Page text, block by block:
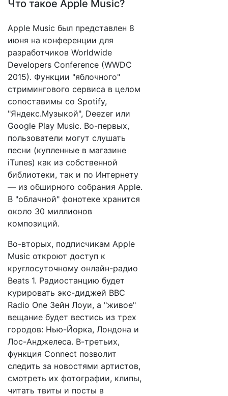
Что такое Apple Music?
Apple Music был представлен 8
июня на конференции для
разработчиков Worldwide
Developers Conference (WWDC
2015). Функции "яблочного"
стримингового сервиса в целом
сопоставимы со Spotify,
"Яндекс.Музыкой", Deezer или
Google Play Music. Во-первых,
пользователи могут слушать
песни (купленные в магазине
iTunes) как из собственной
библиотеки, так и по Интернету
— из обширного собрания Apple.
В "облачной" фонотеке хранится
около 30 миллионов
композиций.
Во-вторых, подписчикам Apple
Music откроют доступ к
круглосуточному онлайн-радио
Beats 1. Радиостанцию будет
курировать экс-диджей BBC
Radio One Зейн Лоуи, а "живое"
вещание будет вестись из трех
городов: Нью-Йорка, Лондона и
Лос-Анджелеса. В-третьих,
функция Connect позволит
следить за новостями артистов,
смотреть их фотографии, клипы,
читать твиты и посты в